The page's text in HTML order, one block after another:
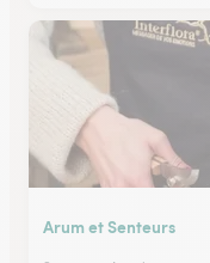
Arum et Senteurs